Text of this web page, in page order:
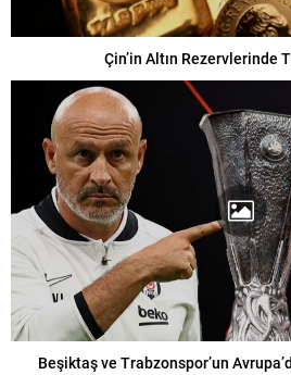
Çin’in Altın Rezervlerinde
Beşiktaş ve Trabzonspor’un